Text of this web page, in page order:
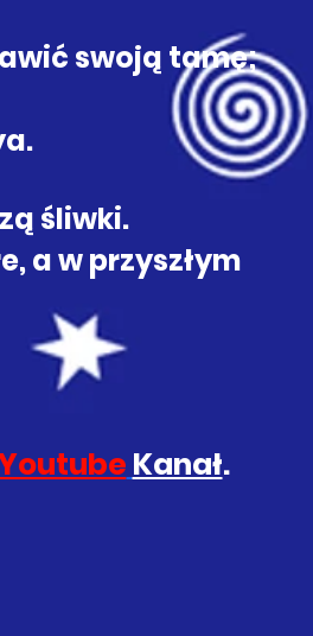
swoją tamę;
śliwki.
a w przyszłym
Kanał.